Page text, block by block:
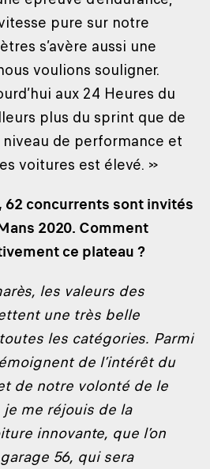
pure sur notre
s’avère aussi une
voulions souligner.
aux 24 Heures du
plus du sprint que de
niveau de performance et
voitures est élevé. »
62 concurrents sont invités
2020. Comment
ce plateau ?
les valeurs des
une très belle
les catégories. Parmi
de l’intérêt du
de notre volonté de le
me réjouis de la
innovante, que l’on
56, qui sera